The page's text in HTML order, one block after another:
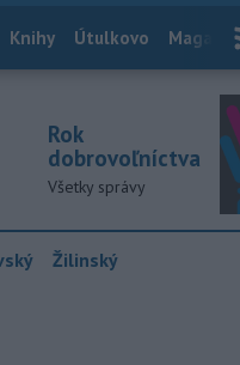
Knihy Útulkovo Magazín
Rok
dobrovoľníctva
Všetky správy
Žilinský